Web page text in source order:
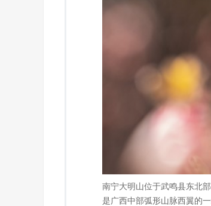
南宁大明山位于武鸣县东北
是广西中部弧形山脉西翼的